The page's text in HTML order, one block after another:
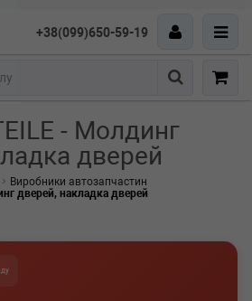
+38(099)650-59-19
Пошук
- Молдинг
дверей
Виробники автозапчастин
дверей, накладка дверей